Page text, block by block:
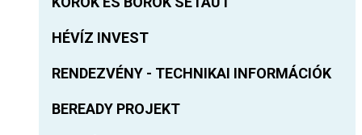
HÉVÍZ INVEST
RENDEZVÉNY - TECHNIKAI INFORMÁCIÓK
BEREADY PROJEKT